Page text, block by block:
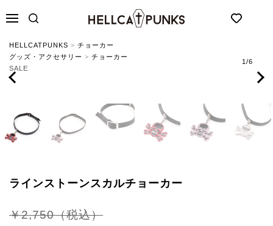
HELLCATPUNKS
メニュー
HELLCATPUNKS > チョーカー
グッズ・アクセサリー > チョーカー
SALE
1 /6
ラインストーンスカルチョーカー
￥2,750（税込）